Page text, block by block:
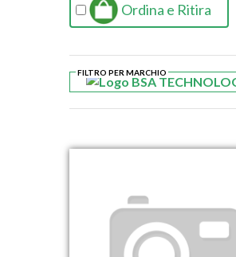
Ordina e Ritira
FILTRO PER MARCHIO